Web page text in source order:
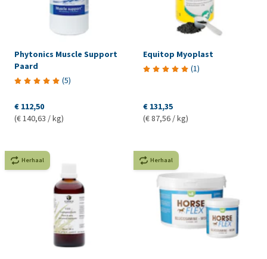
Phytonics Muscle Support
Paard
(5)
€ 112,50
(€ 140,63 / kg)
Equitop Myoplast
(1)
€ 131,35
(€ 87,56 / kg)
Herhaal Herhaal